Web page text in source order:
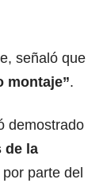
señaló que
montaje”.
demostrado
de la
por parte del